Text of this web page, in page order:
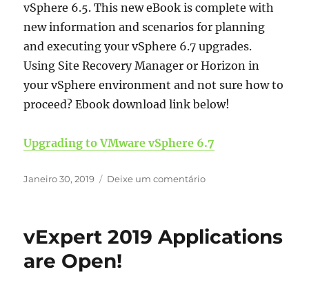
vSphere 6.5. This new eBook is complete with
new information and scenarios for planning
and executing your vSphere 6.7 upgrades.
Using Site Recovery Manager or Horizon in
your vSphere environment and not sure how to
proceed? Ebook download link below!
Upgrading to VMwarevSphere 6.7
Publicado
Janeiro 30, 2019 Deixe um comentáriosobre
vSphere
vExpert 2019 Applications
are Open!